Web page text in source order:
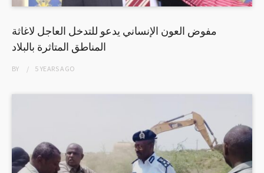
مفوض العون الإنساني يدعو للتدخل العاجل لاغاثة
المناطق المتاثرة بالبلاد
BY 5 YEARSAGO